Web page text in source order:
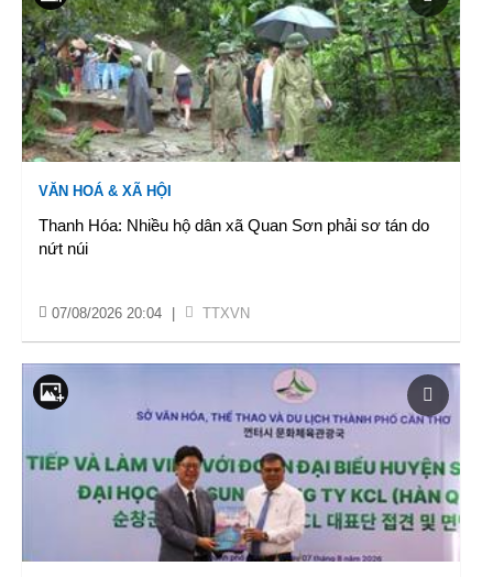
VĂN HOÁ & XÃ HỘI
Thanh Hóa: Nhiều hộ dân xã Quan Sơn phải sơ tán do
nứt núi
07/08/2026 20:04 TTXVN